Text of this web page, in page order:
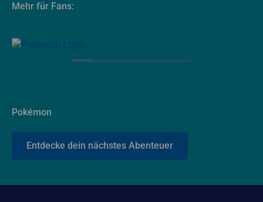
Mehr für Fans:
Pokémon
Entdecke dein nächstes Abenteuer